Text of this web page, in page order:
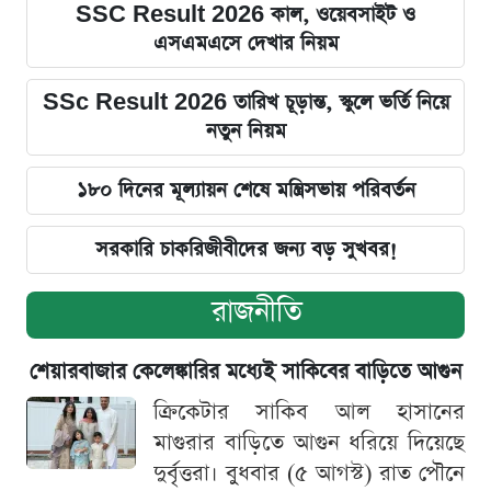
SSC Result 2026 কাল, ওয়েবসাইট ও
এসএমএসে দেখার নিয়ম
SSc Result 2026 তারিখ চূড়ান্ত, স্কুলে ভর্তি নিয়ে
নতুন নিয়ম
১৮০ দিনের মূল্যায়ন শেষে মন্ত্রিসভায় পরিবর্তন
সরকারি চাকরিজীবীদের জন্য বড় সুখবর!
রাজনীতি
শেয়ারবাজার কেলেঙ্কারির মধ্যেই সাকিবের বাড়িতে আগুন
ক্রিকেটার সাকিব আল হাসানের
মাগুরার বাড়িতে আগুন ধরিয়ে দিয়েছে
দুর্বৃত্তরা। বুধবার (৫ আগস্ট) রাত পৌনে